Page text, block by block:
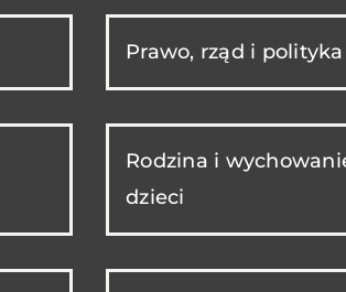
Prawo, rząd i polityka
Rodzina i
dzieci